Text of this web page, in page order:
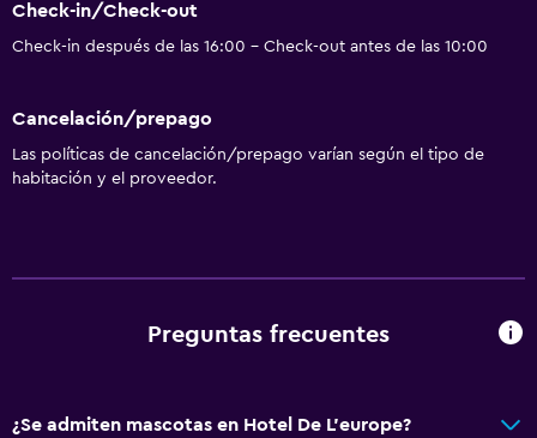
Check-in/Check-out
Check-in después de las 16:00 - Check-out antes de las 10:00
Cancelación/prepago
Las políticas de cancelación/prepago varían según el tipo de
habitación y el proveedor.
Preguntas frecuentes
¿Se admiten mascotas en Hotel De L'europe?